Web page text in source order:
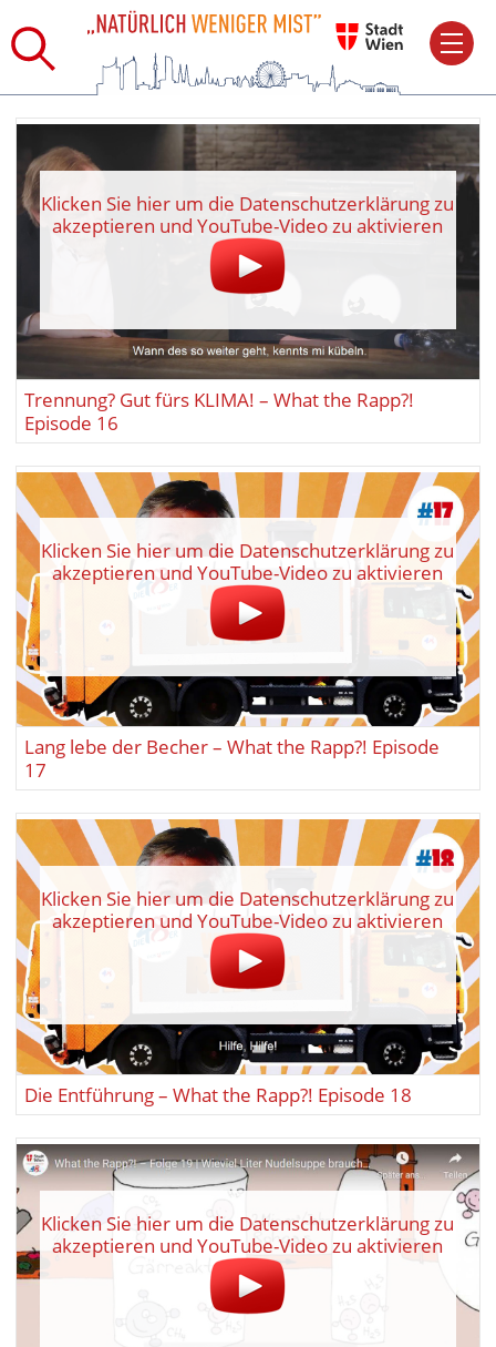
Klicken Sie hier um die Datenschutzerklärung zu
akzeptieren und YouTube-Video zu aktivieren
Trennung? Gut fürs KLIMA! – What the Rapp?!
Episode 16
Klicken Sie hier um die Datenschutzerklärung zu
akzeptieren und YouTube-Video zu aktivieren
Lang lebe der Becher – What the Rapp?! Episode
17
Klicken Sie hier um die Datenschutzerklärung zu
akzeptieren und YouTube-Video zu aktivieren
Die Entführung – What the Rapp?! Episode 18
Klicken Sie hier um die Datenschutzerklärung zu
akzeptieren und YouTube-Video zu aktivieren